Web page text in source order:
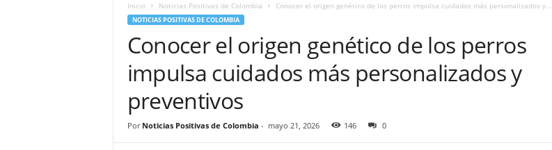
Inicio Noticias Positivas de Colombia Conocer el origen genético de los perros impulsa cuidados más personalizados y...
NOTICIAS POSITIVAS DE COLOMBIA
Conocer el origen genético de los perros
impulsa cuidados más personalizados y
preventivos
Por Noticias Positivas de Colombia - mayo 21, 2026 146 0